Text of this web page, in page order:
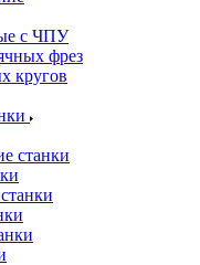
с ЧПУ
фрез
кругов
станки